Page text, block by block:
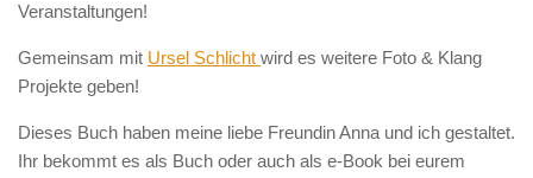
Veranstaltungen!
Gemeinsam mit Ursel Schlicht wird es weitere Foto & Klang
Projekte geben!
Dieses Buch haben meine liebe Freundin Anna und ich gestaltet.
Ihr bekommt es als Buch oder auch als e-Book bei eurem